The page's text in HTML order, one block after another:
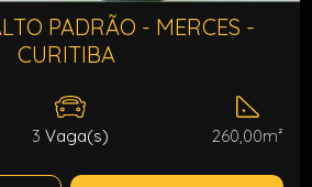
PADRÃO - MERCES -
CURITIBA
3 Vaga(s) 260,00m²